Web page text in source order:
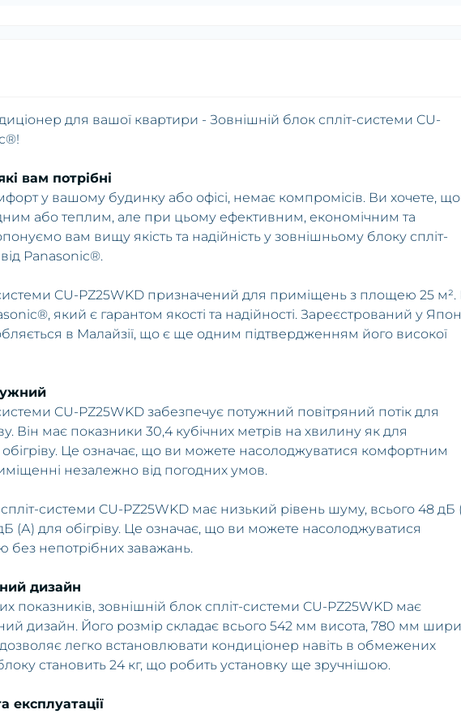
для вашої квартири - Зовнішній блок спліт-системи CU-
вам потрібні
у вашому будинку або офісі, немає компромісів. Ви хочете,
або теплим, але при цьому ефективним, економічним та
вам вищу якість та надійність у зовнішньому блоку спліт-
Panasonic®.
CU-PZ25WKD призначений для приміщень з площею 25 м².
який є гарантом якості та надійності. Зареєстрований у
в Малайзії, що є ще одним підтвердженням його високої
CU-PZ25WKD забезпечує потужний повітряний потік для
Він має показники 30,4 кубічних метрів на хвилину як для
обігріву. Це означає, що ви можете насолоджуватися комфортним
незалежно від погодних умов.
системи CU-PZ25WKD має низький рівень шуму, всього 48 дБ
(А) для обігріву. Це означає, що ви можете насолоджуватися
непотрібних заважань.
дизайн
показників, зовнішній блок спліт-системи CU-PZ25WKD має
дизайн. Його розмір складає всього 542 мм висота, 780 мм
легко встановлювати кондиціонер навіть в обмежених
становить 24 кг, що робить установку ще зручнішою.
експлуатації